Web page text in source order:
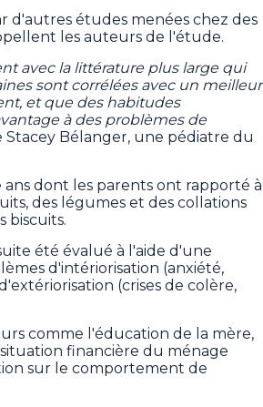
d'autres études menées chez des
les auteurs de l'étude.
avec la littérature plus large qui
sont corrélées avec un meilleur
et que des habitudes
à des problèmes de
Bélanger, une pédiatre du
dont les parents ont rapporté à
des légumes et des collations
biscuits.
été évalué à l'aide d'une
d'intériorisation (anxiété,
(crises de colère,
comme l'éducation de la mère,
financière du ménage
sur le comportement de